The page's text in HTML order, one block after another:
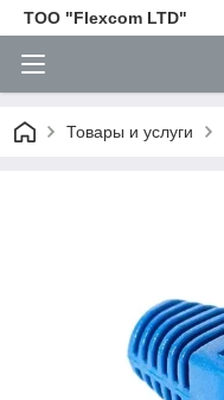
ТОО "Flexcom LTD"
Товары и услуги